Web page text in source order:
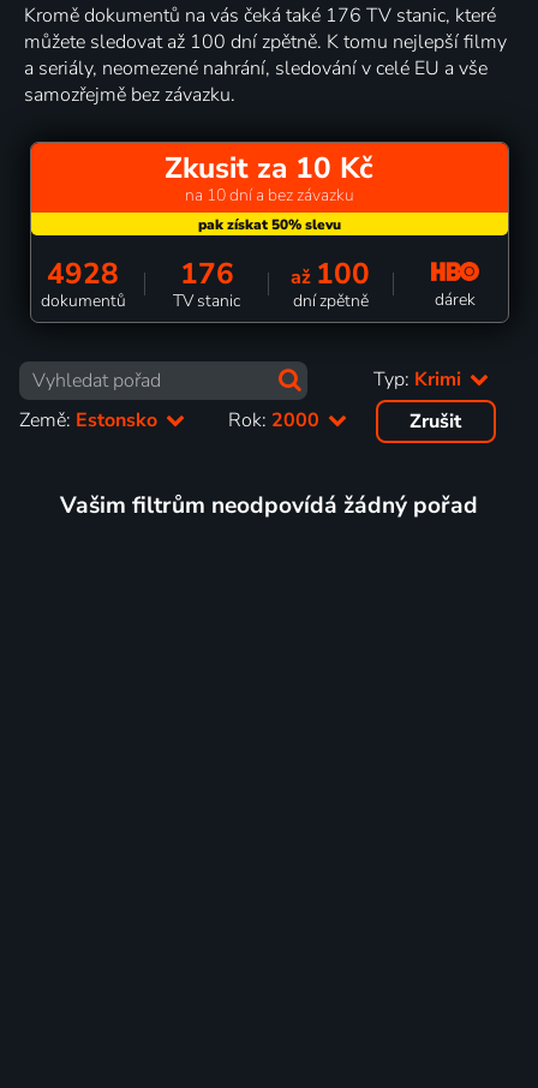
Kromě dokumentů na vás čeká také 176 TV stanic, které
můžete sledovat až 100 dní zpětně. K tomu nejlepší filmy
a seriály, neomezené nahrání, sledování v celé EU a vše
samozřejmě bez závazku.
Zkusit za 10 Kč
na 10 dní a bez závazku
4928
dokumentů
176
TV stanic
až 100
dní zpětně dárek
Typ: Krimi
Země: Estonsko Rok: 2000 Zrušit
Vašim filtrům neodpovídá žádný pořad